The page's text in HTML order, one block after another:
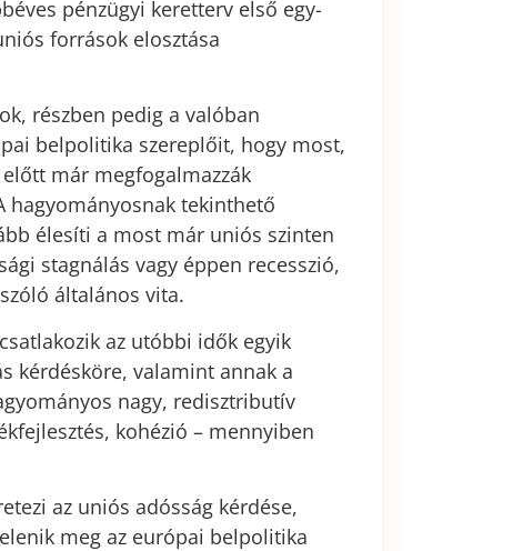
pénzügyi keretterv első egy-
források elosztása
részben pedig a valóban
belpolitika szereplőit, hogy most,
már megfogalmazzák
hagyományosnak tekinthető
élesíti a most már uniós szinten
stagnálás vagy éppen recesszió,
általános vita.
az utóbbi idők egyik
kérdésköre, valamint annak a
nagy, redisztributív
kohézió – mennyiben
az uniós adósság kérdése,
meg az európai belpolitika